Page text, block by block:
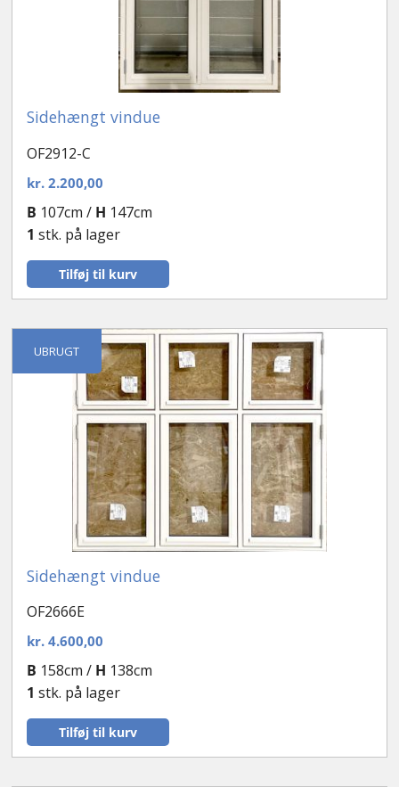
Sidehængt vindue
OF2912-C
kr.2.200,00
Tilføj til kurv
B 107cm / H 147cm
1 stk. på lager
UBRUGT
Sidehængt vindue
OF2666E
kr.4.600,00
Tilføj til kurv
B 158cm / H 138cm
1 stk. på lager